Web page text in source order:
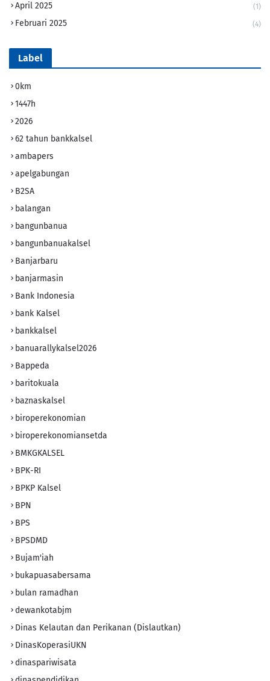
April 2025 (1)
Februari 2025 (4)
Label
0km
1447h
2026
62 tahun bankkalsel
ambapers
apelgabungan
B2SA
balangan
bangunbanua
bangunbanuakalsel
Banjarbaru
banjarmasin
Bank Indonesia
bank Kalsel
bankkalsel
banuarallykalsel2026
Bappeda
baritokuala
baznaskalsel
biroperekonomian
biroperekonomiansetda
BMKGKALSEL
BPK-RI
BPKP Kalsel
BPN
BPS
BPSDMD
Bujam'iah
bukapuasabersama
bulan ramadhan
dewankotabjm
Dinas Kelautan dan Perikanan (Dislautkan)
DinasKoperasiUKN
dinaspariwisata